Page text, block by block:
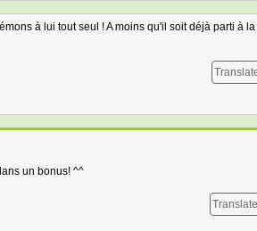
à lui tout seul ! A moins qu'il soit déjà parti à la
un bonus! ^^
Translate